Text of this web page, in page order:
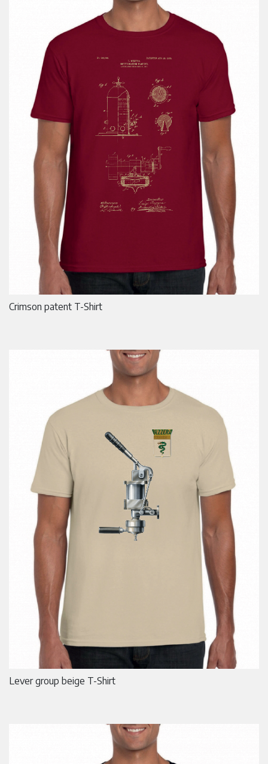
Crimson patent T-Shirt
Lever group beige T-Shirt